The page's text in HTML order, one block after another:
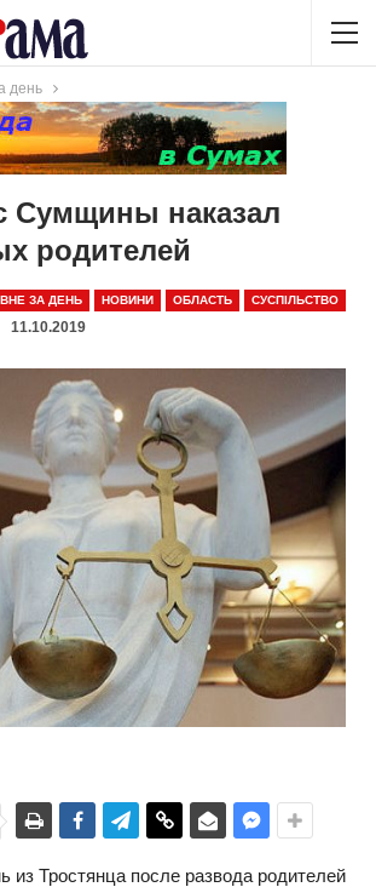
день
Сумщины наказал
родителей
ЗА ДЕНЬ НОВИНИ ОБЛАСТЬ СУСПІЛЬСТВО
11.10.2019
из Тростянца после развода родителей